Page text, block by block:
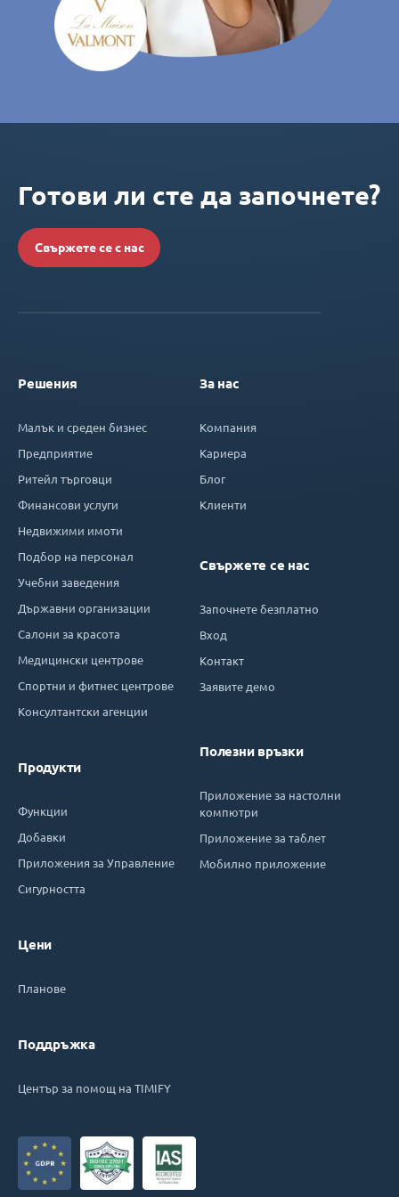
Готови ли сте да започнете?
Свържете се с нас
Решения
Малък и среден бизнес
Предприятие
Ритейл търговци
Финансови услуги
Недвижими имоти
Подбор на персонал
Учебни заведения
Държавни организации
Салони за красота
Медицински центрове
Спортни и фитнес центрове
Консултантски агенции
Продукти
Функции
Добавки
Приложения за Управление
Сигурността
Цени
Планове
Поддръжка
Център за помощ на TIMIFY
За нас
Компания
Кариера
Блог
Клиенти
Свържете се нас
Започнете безплатно
Вход
Контакт
Заявите демо
Полезни връзки
Приложение за настолни
компютри
Приложение за таблет
Мобилно приложение